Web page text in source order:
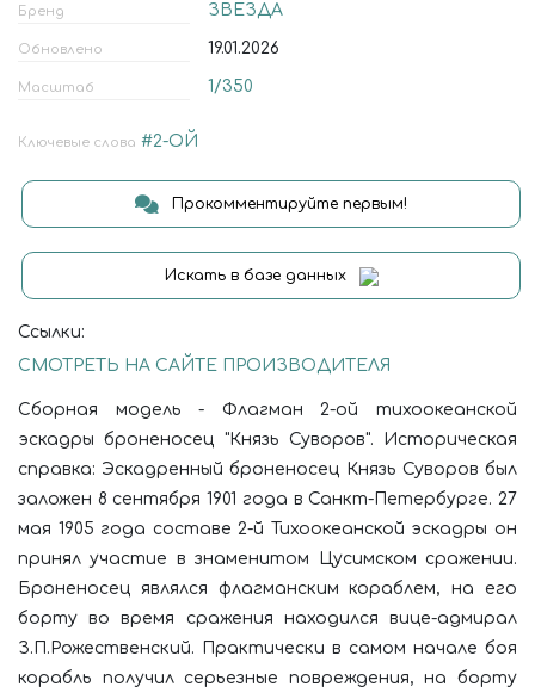
Бренд ЗВЕЗДА
Обновлено 19.01.2026
Масштаб 1/350
Ключевые слова #2-ОЙ
Прокомментируйте первым!
Искать в базе данных
Ссылки:
СМОТРЕТЬ НА САЙТЕ ПРОИЗВОДИТЕЛЯ
Сборная модель - Флагман 2-ой тихоокеанской
эскадры броненосец "Князь Суворов". Историческая
справка: Эскадренный броненосец Князь Суворов был
заложен 8 сентября 1901 года в Санкт-Петербурге. 27
мая 1905 года составе 2-й Тихоокеанской эскадры он
принял участие в знаменитом Цусимском сражении.
Броненосец являлся флагманским кораблем, на его
борту во время сражения находился вице-адмирал
З.П.Рожественский. Практически в самом начале боя
корабль получил серьезные повреждения, на борту